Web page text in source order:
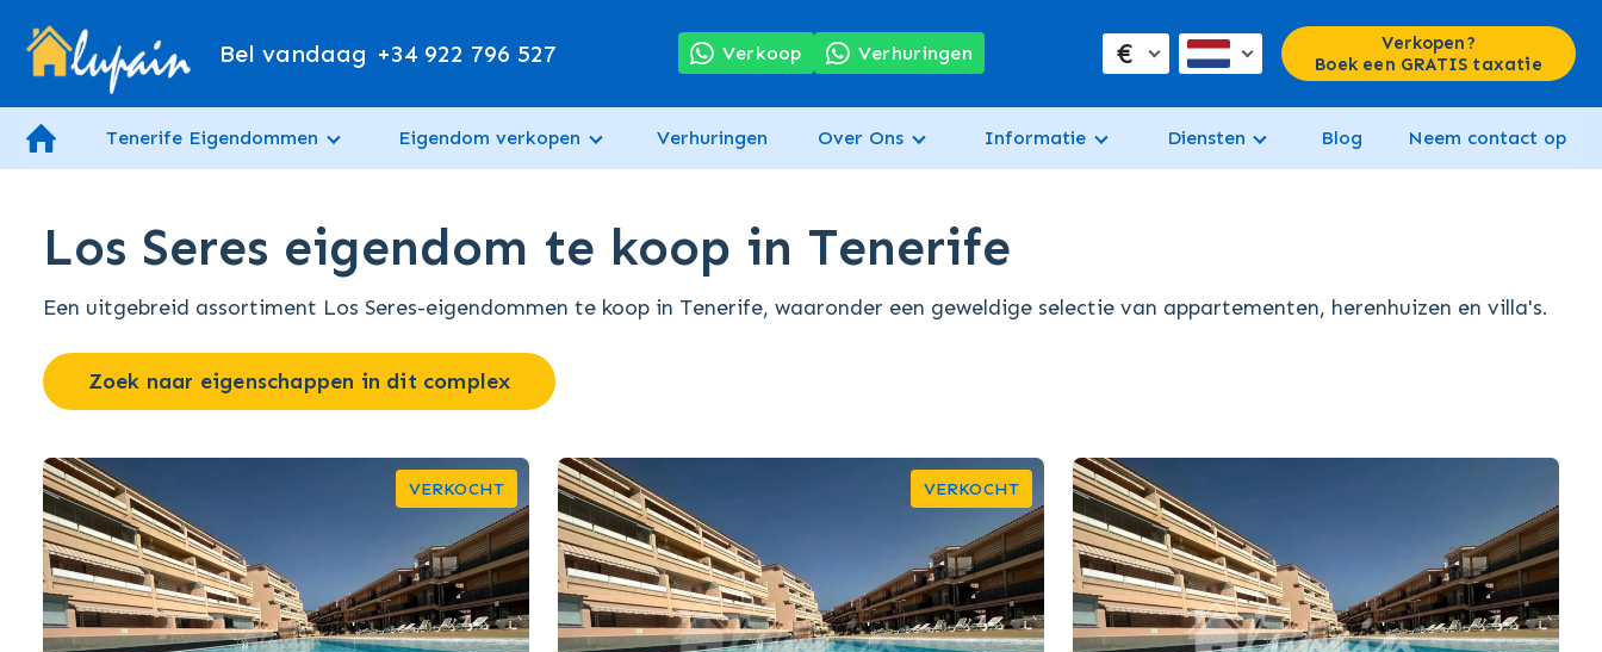
Bel vandaag +34 922 796 527 Verkoop Verhuringen €
Verkopen?
Boek een GRATIS taxatie
Tenerife Eigendommen Eigendom verkopen Verhuringen Over Ons Informatie Diensten Blog Neem contact op
Los Seres eigendom te koop in Tenerife
Een uitgebreid assortiment Los Seres-eigendommen te koop in Tenerife, waaronder een geweldige selectie van appartementen, herenhuizen en villa's.
Zoek naar eigenschappen in dit complex
VERKOCHT VERKOCHT